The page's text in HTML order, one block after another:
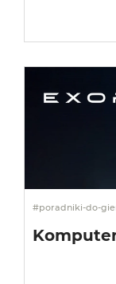
#poradniki-do-